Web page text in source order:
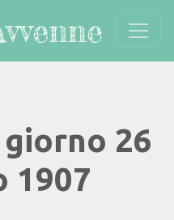
26
1907